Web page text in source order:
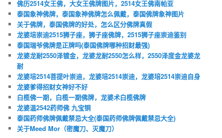
佛历2514女王佛，大女王佛牌图片，2514女王佛南帕亚
泰国象神佛牌，泰国象神佛牌怎么佩戴，泰国佛牌象神图片
关于佛牌，泰国佛牌的好处，怎么区分佛牌真假
龙婆培崇迪2515狮子座，狮子座佛牌，2515狮子座崇迪鉴别
泰国瑞爷佛牌是正牌吗(泰国佛牌哪种招财最强)
龙婆龙耐2550泽镀金，龙婆龙耐2550怎么样，2550泽度金龙婆龙
耐
龙婆培2514菩提叶崇迪，龙婆培2514崇迪，龙婆培2514崇迪自身
龙婆爹得招财女神好不好
白榄佛一期，白榄一期佛牌，龙婆术白榄佛牌
龙婆温2542药师佛 九宝铜
泰国药师佛牌佩戴禁忌大全(泰国药师佛牌佩戴禁忌大全)
关于Meed Mor（密魔刀、灭魔刀）